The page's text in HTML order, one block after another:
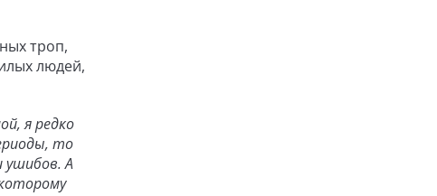
троп,
людей,
я редко
то
ушибов. А